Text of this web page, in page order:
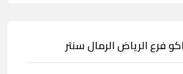
فرع الرياض الرمال سنتر